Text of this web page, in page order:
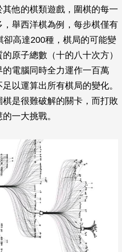
他的棋類遊戲，圍棋的每一
舉西洋棋為例，每步棋僅有
卻高達200種，棋局的可能變
原子總數（十的八十次方）
電腦同時全力運作一百萬
以運算出所有棋局的變化。
是很難破解的關卡，而打敗
一大挑戰。